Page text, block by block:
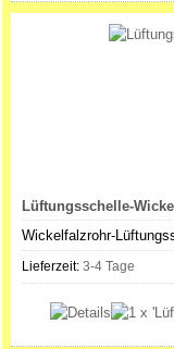
Lüftungsschelle-
Wickelfalzrohr-
Lieferzeit: 3-4 Tage